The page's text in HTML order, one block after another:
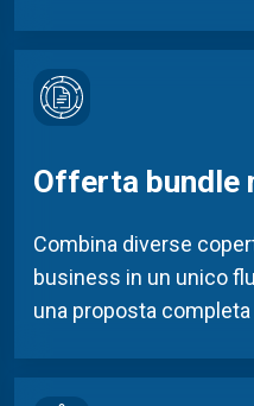
Offerta bundle
Combina diverse
business in un unico
una proposta